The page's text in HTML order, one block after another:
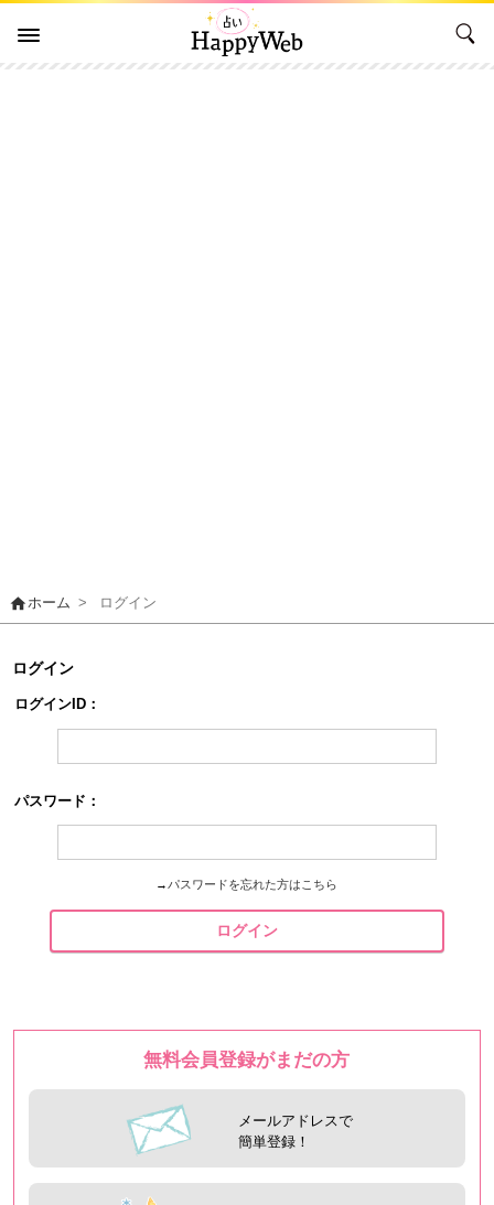
homeホーム > ログイン
ログイン
ログインID：
パスワード：
→ パスワードを忘れた方はこちら
ログイン
無料会員登録がまだの方
メールアドレスで
簡単登録！